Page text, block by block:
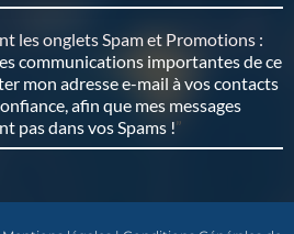
les onglets Spam et Promotions :
communications importantes de ce
mon adresse e-mail à vos contacts
afin que mes messages
pas dans vos Spams !”